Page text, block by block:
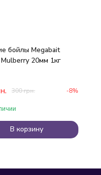
бойлы Megabait
20мм 1кг
300грн. -8%
В корзину